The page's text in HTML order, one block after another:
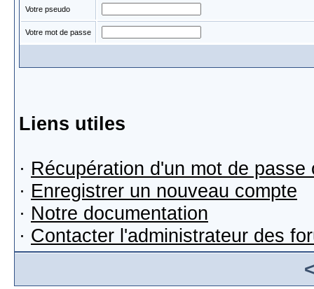
Votre pseudo
Votre mot de passe
Liens utiles
· Récupération d'un mot de passe
· Enregistrer un nouveau compte
· Notre documentation
· Contacter l'administrateur des